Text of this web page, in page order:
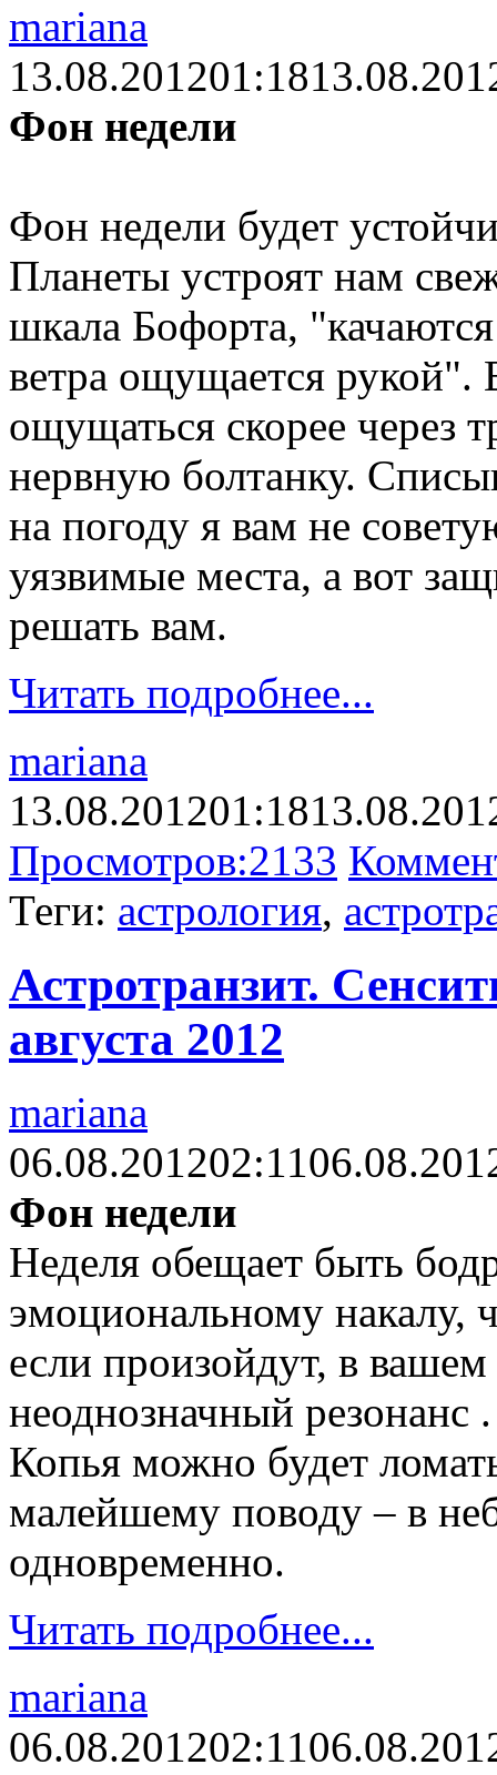
mariana
13.08.201201:18
Фон недели
Фон недели будет
Планеты устроят нам
шкала Бофорта,
ветра ощущается рукой".
ощущаться скорее через
нервную болтанку.
на погоду я вам не
уязвимые места, а вот
решать вам.
Читать подробнее...
mariana
13.08.201201:18
Просмотров:2133
Теги: астрология,
Астротранзит.
августа 2012
mariana
06.08.201202:11
Фон недели
Неделя обещает быть
эмоциональному накалу,
если произойдут, в
неоднозначный резонанс .
Копья можно будет
малейшему поводу – в
одновременно.
Читать подробнее...
mariana
06.08.201202:11